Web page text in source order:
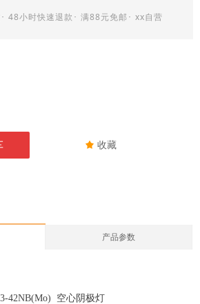
48小时快速退款･ 满88元免邮･ xx自营
끄 收藏
产品参数
42NB(Mo) 空心阴极灯